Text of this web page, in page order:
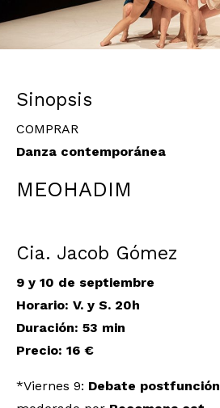
Sinopsis
COMPRAR
Danza contemporánea
MEOHADIM
Cia. Jacob Gómez
9 y 10 de septiembre
Horario: V. y S. 20h
Duración: 53 min
Precio: 16 €
*Viernes 9: Debate postfunción